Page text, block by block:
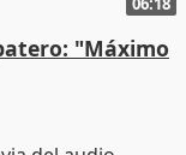
"Máximo